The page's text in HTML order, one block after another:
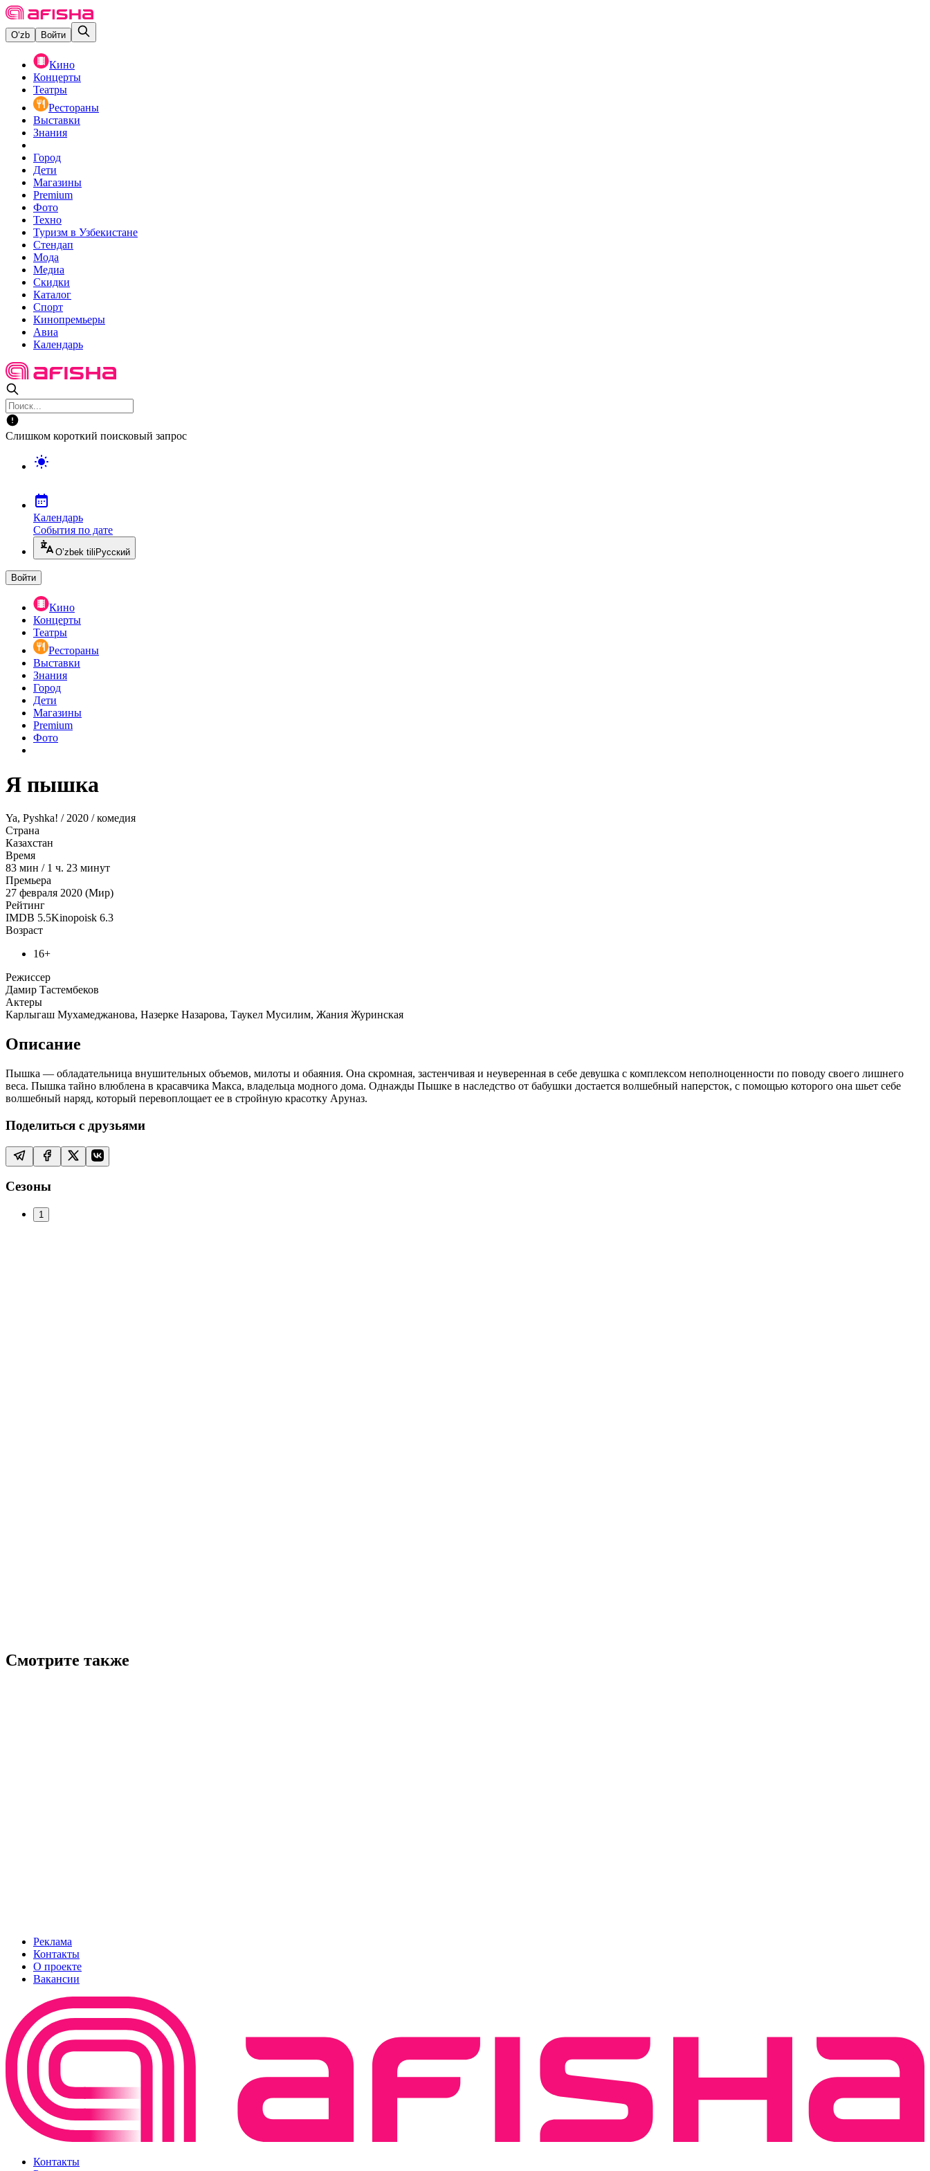
O‘zb Войти
Кино
Концерты
Театры
Рестораны
Выставки
Знания
Город
Дети
Магазины
Premium
Фото
Техно
Туризм в Узбекистане
Стендап
Мода
Медиа
Скидки
Каталог
Спорт
Кинопремьеры
Авиа
Календарь
Слишком короткий поисковый запрос
Календарь
События по дате
O’zbek tili Русский
Войти
Кино
Концерты
Театры
Рестораны
Выставки
Знания
Город
Дети
Магазины
Premium
Фото
Я пышка
Ya, Pyshka! / 2020 / комедия
Страна
Казахстан
Время
83 мин / 1 ч. 23 минут
Премьера
27 февраля 2020 (Мир)
Рейтинг
IMDB 5.5Kinopoisk 6.3
Возраст
16+
Режиссер
Дамир Тастембеков
Актеры
Карлыгаш Мухамеджанова, Назерке Назарова, Таукел Мусилим, Жания Журинская
Описание
Пышка — обладательница внушительных объемов, милоты и обаяния. Она скромная, застенчивая и неуверенная в себе девушка с комплексом неполноценности по поводу своего лишнего
веса. Пышка тайно влюблена в красавчика Макса, владельца модного дома. Однажды Пышке в наследство от бабушки достается волшебный наперсток, с помощью которого она шьет себе
волшебный наряд, который перевоплощает ее в стройную красотку Аруназ.
Поделиться с друзьями
Сезоны
1
Смотрите также
Реклама
Контакты
О проекте
Вакансии
Контакты